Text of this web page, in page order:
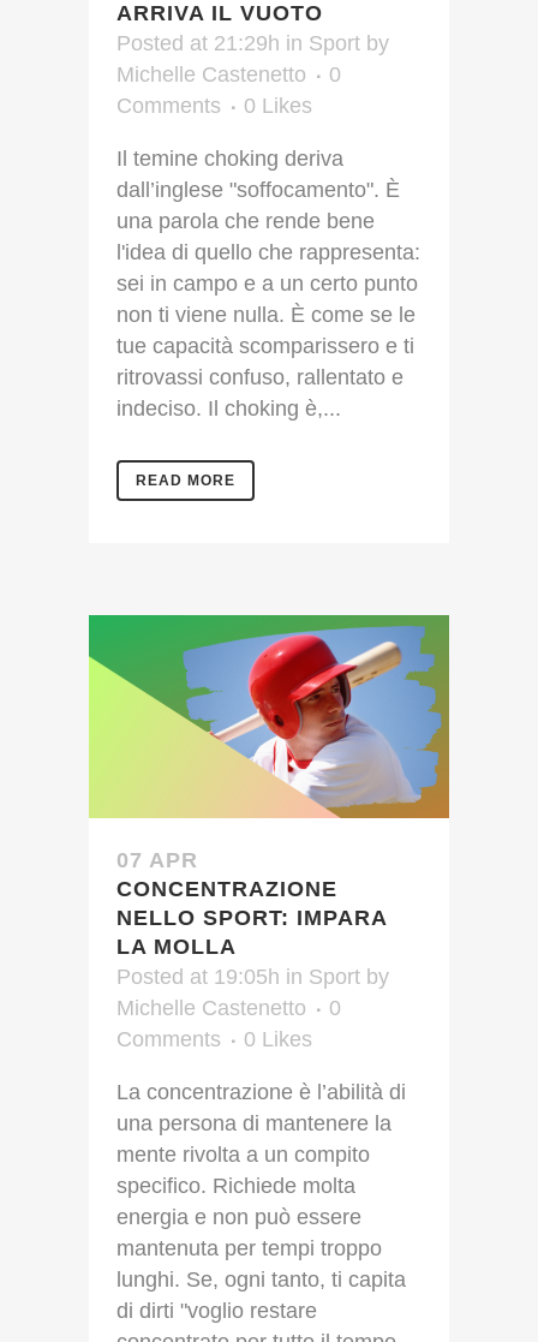
ARRIVA IL VUOTO
Posted at 21:29h in Sport by
Michelle Castenetto
0
Comments
0 Likes
Il temine choking deriva
dall’inglese "soffocamento". È
una parola che rende bene
l'idea di quello che rappresenta:
sei in campo e a un certo punto
non ti viene nulla. È come se le
tue capacità scomparissero e ti
ritrovassi confuso, rallentato e
indeciso. Il choking è,...
READ MORE
07 APR
CONCENTRAZIONE
NELLO SPORT: IMPARA
LA MOLLA
Posted at 19:05h in Sport by
Michelle Castenetto
0
Comments
0 Likes
La concentrazione è l’abilità di
una persona di mantenere la
mente rivolta a un compito
specifico. Richiede molta
energia e non può essere
mantenuta per tempi troppo
lunghi. Se, ogni tanto, ti capita
di dirti "voglio restare